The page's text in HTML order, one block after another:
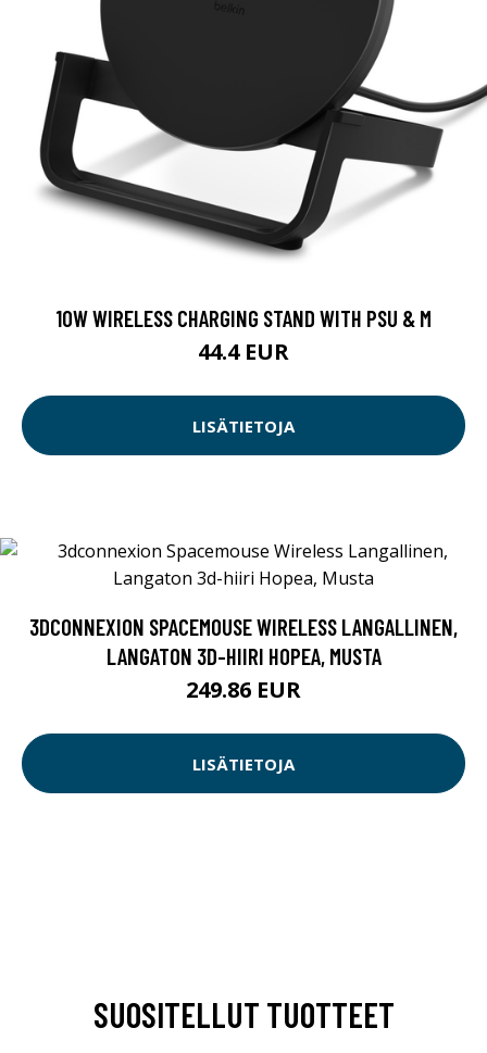
10W WIRELESS CHARGING STAND WITH PSU & M
44.4 EUR
LISÄTIETOJA
3DCONNEXION SPACEMOUSE WIRELESS LANGALLINEN,
LANGATON 3D-HIIRI HOPEA, MUSTA
249.86 EUR
LISÄTIETOJA
SUOSITELLUT TUOTTEET